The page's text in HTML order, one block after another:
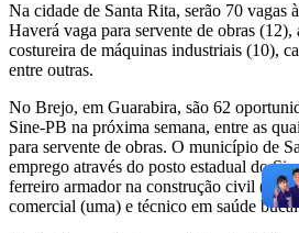
Na cidade de Santa Rita, serão 70 vagas
Haverá vaga para servente de obras
costureira de máquinas industriais (10),
entre outras.
No Brejo, em Guarabira, são 62
Sine-PB na próxima semana, entre as
para servente de obras. O município de
emprego através do posto estadual do
ferreiro armador na construção civil (10),
comercial (uma) e técnico em saúde